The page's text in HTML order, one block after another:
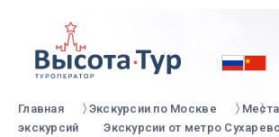
Главная Экскурсии по Москве
экскурсий
Экскурсии от метро